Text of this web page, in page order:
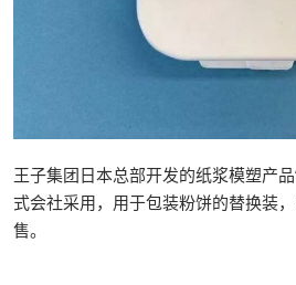
王子集团日本总部开发的纸浆模塑产
式会社采用，用于包装粉饼的替换装
售。